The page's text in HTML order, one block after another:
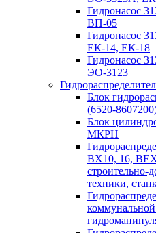
Гидронасос
ВП-05
Гидронасос
ЕК-14, ЕК-18
Гидронасос
ЭО-3123
Блок
(6520-
Блок
МКРН
ВХ10, 16,
строительно-
техники,